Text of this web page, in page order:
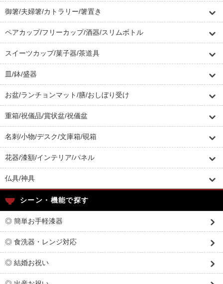
御箸/夫婦箸/カトラリー/箸置き
ペアカップ/フリーカップ/酒器/スリムボトル
スイーツカップ/菓子器/茶道具
皿/鉢/盛器
お盆/ランチョンマット/膳/おしぼり受け
重箱/祝儀品/賞状盆/祝儀盆
名刺/小物/デスク/文庫箱/硯箱
花器/漆額/インテリア/パネル
仏具/神具
シーン・機能で探す
◎ 簡単お手軽漆器
◎ 食洗器・レンジ対応
◎ 結婚お祝い